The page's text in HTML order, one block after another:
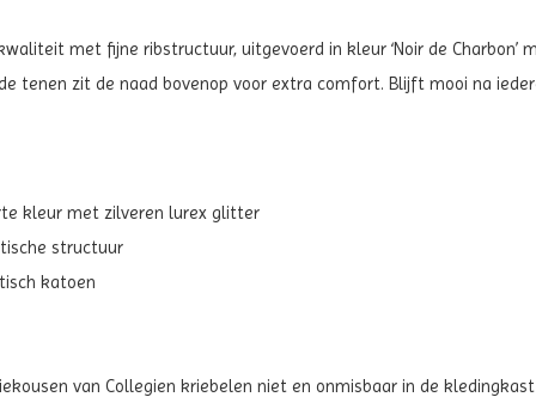
met fijne ribstructuur, uitgevoerd in kleur ‘Noir de
tenen zit de naad bovenop voor extra comfort. Blijft mooi na
kleur met zilveren lurex glitter
structuur
katoen
van Collegien kriebelen niet en onmisbaar in de